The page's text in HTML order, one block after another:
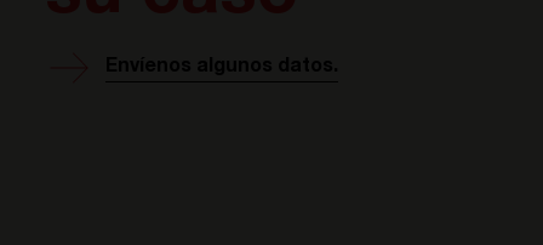
Envíenos algunos datos.